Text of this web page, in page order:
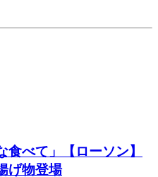
食べて」【ローソン】
げ物登場